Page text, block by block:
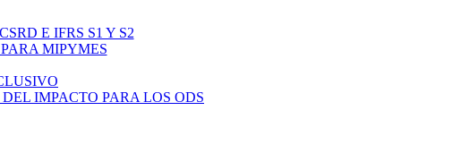
E IFRS S1 Y S2
MIPYMES
IMPACTO PARA LOS ODS